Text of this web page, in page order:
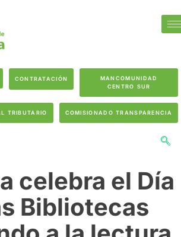
CONTRATACIÓN
MANCOMUNIDAD
CENTRO SUR
TRIBUTARIO COMISIONADO TRANSPARENCIA
celebra el Día
Bibliotecas